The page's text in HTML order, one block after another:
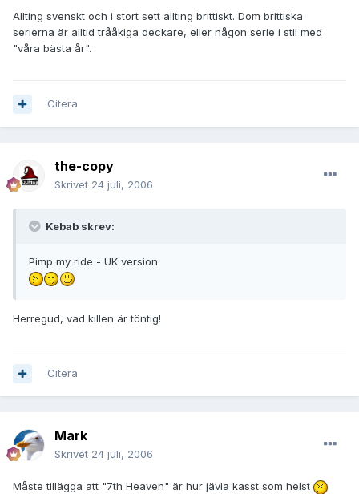
Allting svenskt och i stort sett allting brittiskt. Dom brittiska
serierna är alltid trååkiga deckare, eller någon serie i stil med
"våra bästa år".
Citera
the-copy
Skrivet 24 juli, 2006
Kebab skrev:
Pimp my ride - UK version
Herregud, vad killen är töntig!
Citera
Mark
Skrivet 24 juli, 2006
Måste tillägga att "7th Heaven" är hur jävla kasst som helst